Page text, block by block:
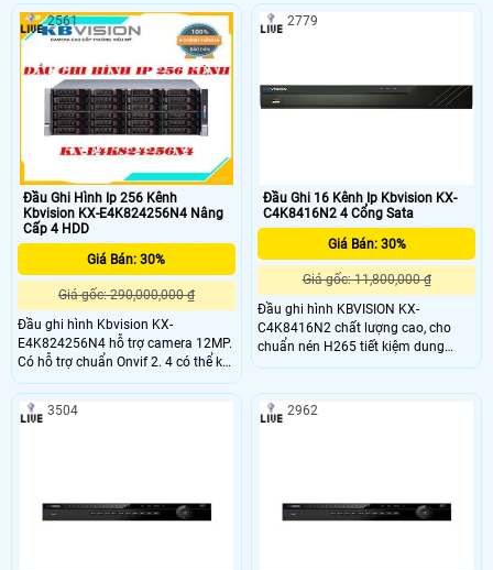
phân giải tiêu chuẩn 4K. HỖ Trợ 16
cổng POE. Tich hợp nhiều công
nghệ tiên tiên tiến như nhận diện
khuông mặt, Hỗ trợ 4 SATA x 10TB
Đầu Ghi Hình Ip 256 Kênh
Kbvision KX-E4K824256N4 Nâng
Cấp 4 HDD
Giá Bán: 30%
Giá gốc: 290,000,000 ₫
Đầu ghi hình Kbvision KX-
E4K824256N4 hỗ trợ camera 12MP.
Có hỗ trợ chuẩn Onvif 2. 4 có thể kết
nối với camera IP hãng khác. Sản
phẩm đầu ghi hình KBVISION chất
lượng đảm bảo hài lòng khách hàng
2561
Đầu Ghi 16 Kênh Ip Kbvision KX-
C4K8416N2 4 Cổng Sata
Giá Bán: 30%
Giá gốc: 11,800,000 ₫
Đầu ghi hình KBVISION KX-
C4K8416N2 chất lượng cao, cho
chuẩn nén H265 tiết kiệm dung
lượng ghi hình và băng thông truyền
hình cao cho ra hình ảnh 4K sắc nét,
hỗ trợ tên miền miễn phí, dễ dàng
2779
3504 2962